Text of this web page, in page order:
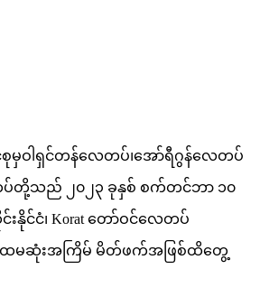
မှဝါရှင်တန်လေတပ်၊အော်ရီဂွန်လေတပ်
တို့သည် ၂၀၂၃ ခုနှစ် စက်တင်ဘာ ၁၀
င်ငံ၊ Korat တော်ဝင်လေတပ်
ထမဆုံးအကြိမ် မိတ်ဖက်အဖြစ်ထိတွေ့